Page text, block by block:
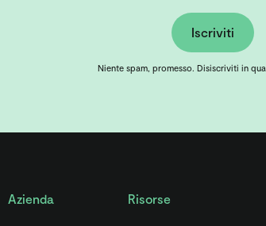
Iscriviti
Niente spam, promesso. Disiscriviti in
Azienda Risorse